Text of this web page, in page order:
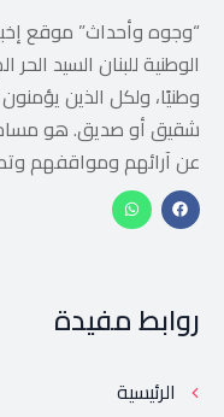
“وجوه وأحداث” موقع
الوطنية للبنان السيد
وطنيًا، ولكل الذين
شقيق أو صديق. هو مساحة
عن آرائهم ومواقفهم
روابط مفيدة
الرئيسية